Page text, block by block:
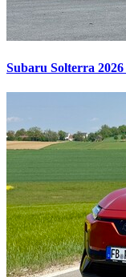
Subaru Solterra 2026